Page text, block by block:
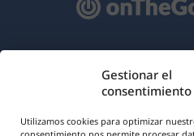
Gestionar el
consentimiento
Utilizamos cookies para optimizar
RGPD y Política
Únete a